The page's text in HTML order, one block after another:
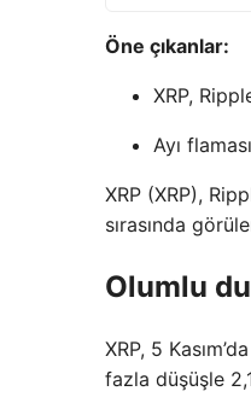
Öne çıkanlar:
XRP,
Ayı
XRP (XRP),
sırasında
Olumlu
XRP, 5
fazla düşüşle